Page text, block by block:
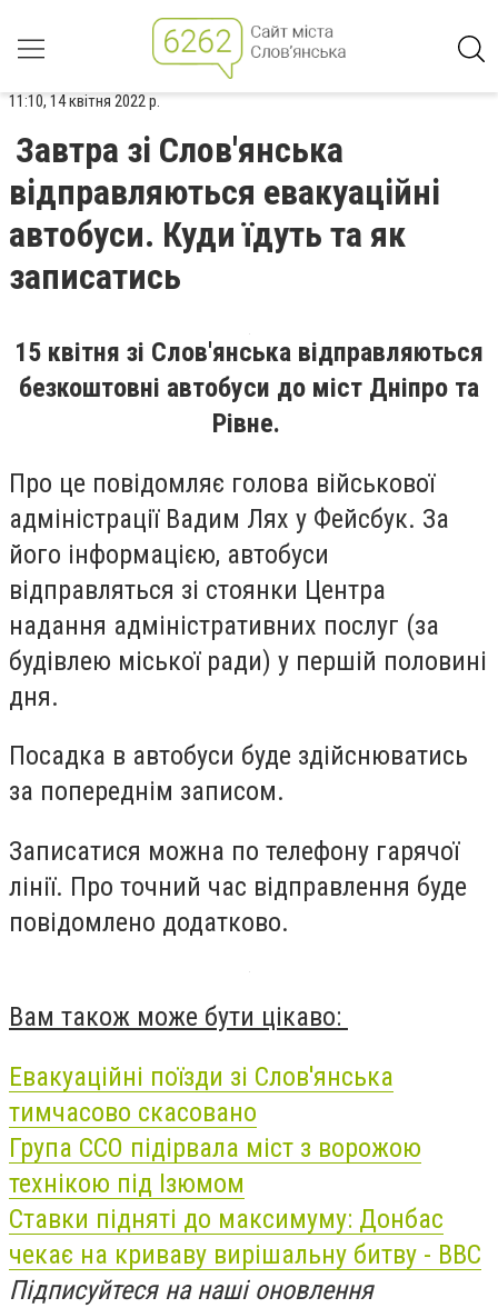
11:10, 14 квітня 2022 р.
Завтра зі Слов'янська
відправляються евакуаційні
автобуси. Куди їдуть та як
записатись
15 квітня зі Слов'янська відправляються
безкоштовні автобуси до міст Дніпро та
Рівне.
Про це повідомляє голова військової
адміністрації Вадим Лях у Фейсбук. За
його інформацією, автобуси
відправляться зі стоянки Центра
надання адміністративних послуг (за
будівлею міської ради) у першій половині
дня.
Посадка в автобуси буде здійснюватись
за попереднім записом.
Записатися можна по телефону гарячої
лінії. Про точний час відправлення буде
повідомлено додатково.
Вам також може бути цікаво:
Евакуаційні поїзди зі Слов'янська
тимчасово скасовано
Група ССО підірвала міст з ворожою
технікою під Ізюмом
Ставки підняті до максимуму: Донбас
чекає на криваву вирішальну битву - BBC
Підписуйтеся на наші оновлення